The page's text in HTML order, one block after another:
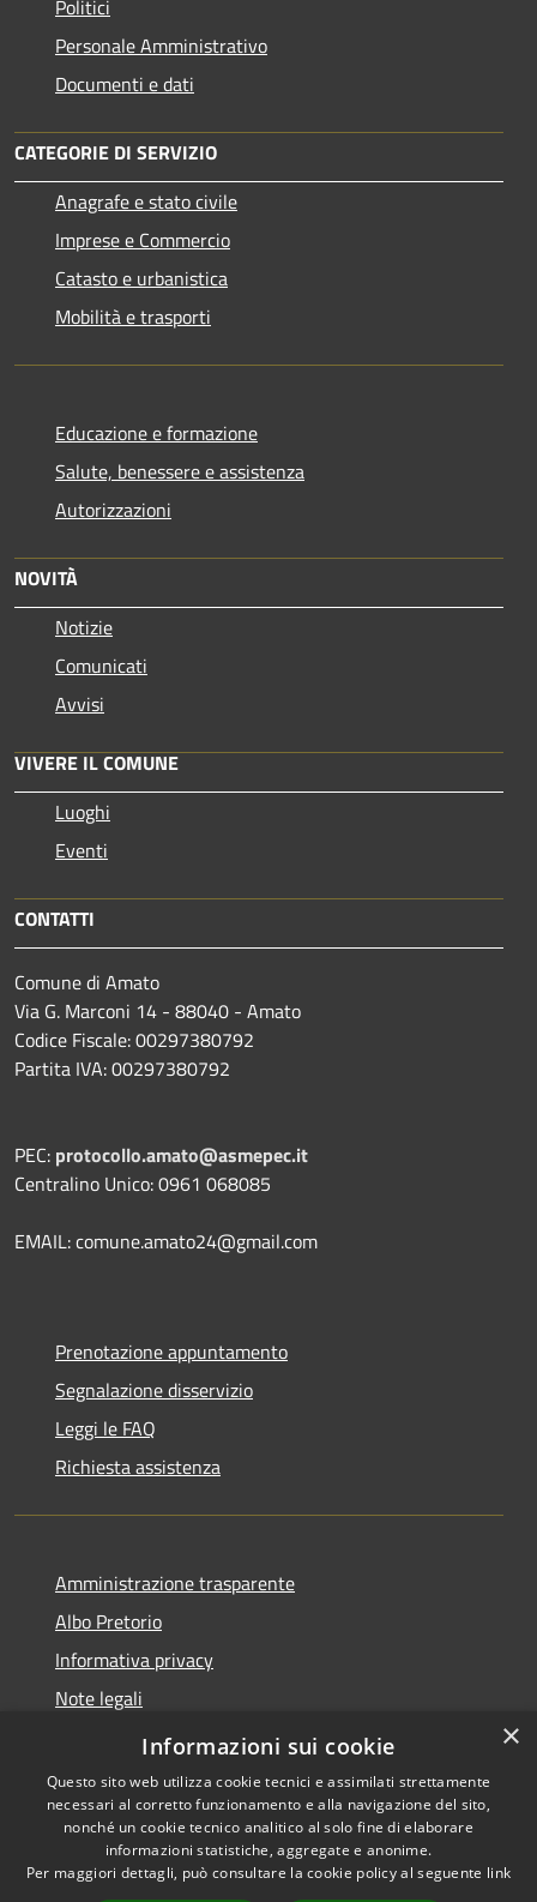
Politici
Personale Amministrativo
Documenti e dati
CATEGORIE DI SERVIZIO
Anagrafe e stato civile
Imprese e Commercio
Catasto e urbanistica
Mobilità e trasporti
Educazione e formazione
Salute, benessere e assistenza
Autorizzazioni
NOVITÀ
Notizie
Comunicati
Avvisi
VIVERE IL COMUNE
Luoghi
Eventi
CONTATTI
Comune di Amato
Via G. Marconi 14 - 88040 - Amato
Codice Fiscale: 00297380792
Partita IVA: 00297380792
PEC: protocollo.amato@asmepec.it
Centralino Unico: 0961 068085
EMAIL: comune.amato24@gmail.com
Prenotazione appuntamento
Segnalazione disservizio
Leggi le FAQ
Richiesta assistenza
Amministrazione trasparente
Albo Pretorio
Informativa privacy
Note legali
Dichiarazione di accessibilità
Accessibilità
Copyright © 2026 • Comune di
Amato • Powered by
×
Informazioni sui cookie
Questo sito web utilizza cookie tecnici e assimilati strettamente
necessari al corretto funzionamento e alla navigazione del sito,
nonché un cookie tecnico analitico al solo fine di elaborare
informazioni statistiche, aggregate e anonime.
Per maggiori dettagli, può consultare la cookie policy al seguente link